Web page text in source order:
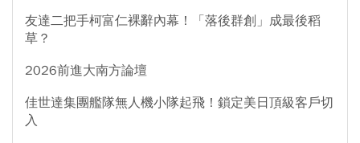
友達二把手柯富仁裸辭內幕！「落後群創」成最後稻
草？
2026前進大南方論壇
佳世達集團艦隊無人機小隊起飛！鎖定美日頂級客戶切
入